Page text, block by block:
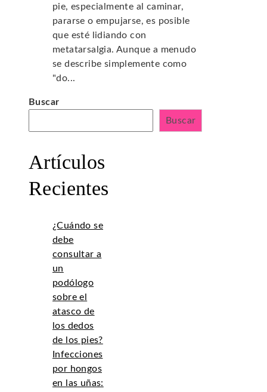
pie, especialmente al caminar,
pararse o empujarse, es posible
que esté lidiando con
metatarsalgia. Aunque a menudo
se describe simplemente como
"do...
Buscar
Buscar
Artículos
Recientes
¿Cuándo se
debe
consultar a
un
podólogo
sobre el
atasco de
los dedos
de los pies?
Infecciones
por hongos
en las uñas: